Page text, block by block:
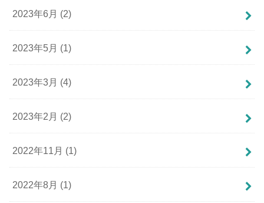
2023年6月 (2)
2023年5月 (1)
2023年3月 (4)
2023年2月 (2)
2022年11月 (1)
2022年8月 (1)